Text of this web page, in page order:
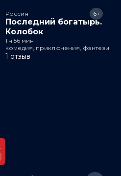
Россия
Последний богатырь.
Колобок
6+
1 ч 56 мин
комедия, приключения, фэнтези
1 отзыв